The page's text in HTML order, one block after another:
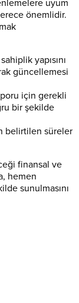
uyum
önemlidir.
yapısını
güncellemesi
için gerekli
bir şekilde
belirtilen süreler
finansal ve
hemen
sunulmasını